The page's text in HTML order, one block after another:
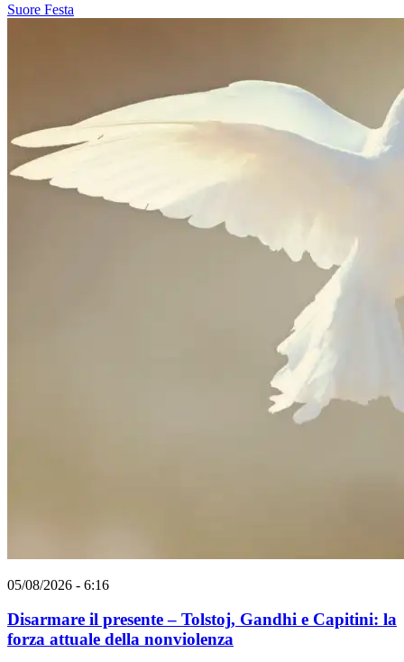
Suore Festa
05/08/2026 - 6:16
Disarmare il presente – Tolstoj, Gandhi e Capitini: la
forza attuale della nonviolenza